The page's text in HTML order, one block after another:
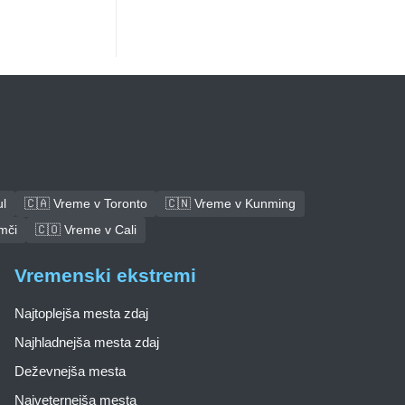
🇨🇦 Vreme v Toronto
🇨🇳 Vreme v Kunming
🇨🇴 Vreme v Cali
Vremenski ekstremi
Najtoplejša mesta zdaj
Najhladnejša mesta zdaj
Deževnejša mesta
Najveternejša mesta